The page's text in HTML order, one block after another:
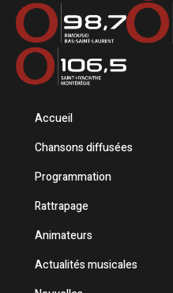
Accueil
Chansons diffusées
Programmation
Rattrapage
Animateurs
Actualités musicales